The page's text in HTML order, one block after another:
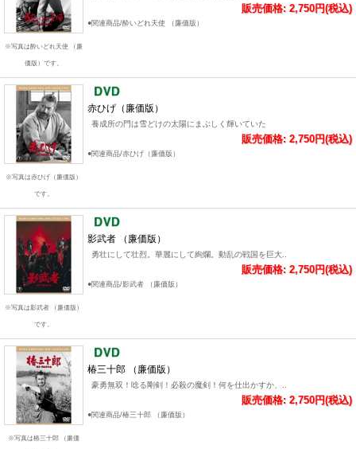
※写真は酔いどれ天使 （廉
価版）です。
販売価格: 2,750円(税込)
●関連商品/酔いどれ天使 （廉価版）
※写真は赤ひげ（廉価版）
です。
赤ひげ（廉価版）
養成所の門は雪どけの太陽にまぶしく輝いていた
販売価格: 2,750円(税込)
●関連商品/赤ひげ（廉価版）
※写真は影武者 （廉価版）
です。
影武者 （廉価版）
勇壮にして壮烈。華麗にして絢爛。動乱の戦国を巨大..
販売価格: 2,750円(税込)
●関連商品/影武者 （廉価版）
※写真は椿三十郎 （廉価
椿三十郎 （廉価版）
豪勇無双！唸る剛剣！必殺の魔剣！何を仕出かすか、..
販売価格: 2,750円(税込)
●関連商品/椿三十郎 （廉価版）